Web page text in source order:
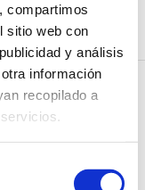
compartimos
sitio web con
y análisis
información
recopilado a
convenio